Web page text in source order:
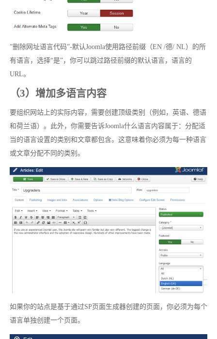
”删除网址语言代码”-默认Joomla使用路径前缀（EN /德/ NL）的所
有语言，选择“是”，你可以跳过路径前缀的默认语言，语言的
URL。
（3）增加多语言内容
要组织网站上的实际内容，需要创建顶级类别（例如，英语、德语
和荷兰语）。此外，你需要告诉Joomla什么语言内容属于：分配适
当的语言设置的类别和文章都包含。这意味着你必须为每一种语言
或文章分配不同的类别。
如果你的站点是基于通过SP页面生成器创建的页面，你必须为每个
语言单独创建一个页面。